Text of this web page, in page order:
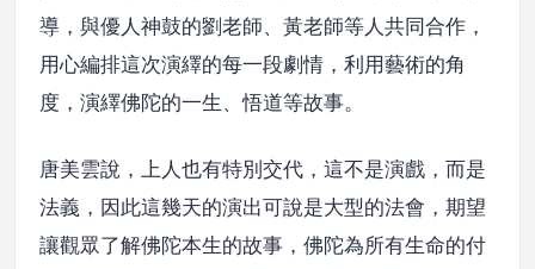
導，與優人神鼓的劉老師、黃老師等人共同合作，
用心編排這次演繹的每一段劇情，利用藝術的角
度，演繹佛陀的一生、悟道等故事。
唐美雲說，上人也有特別交代，這不是演戲，而是
法義，因此這幾天的演出可說是大型的法會，期望
讓觀眾了解佛陀本生的故事，佛陀為所有生命的付